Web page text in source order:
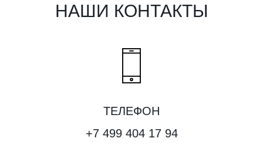
НАШИ КОНТАКТЫ
ТЕЛЕФОН
+7 499 404 17 94